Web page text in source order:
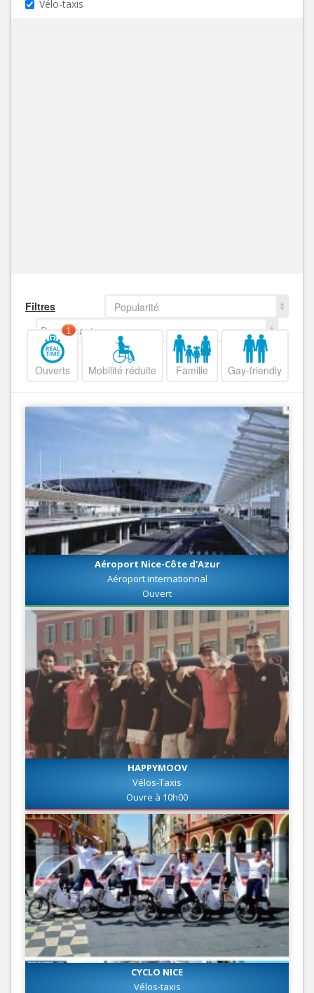
Vélo-taxis
Filtres
Popularité
Decroissant
Ouverts
1
Mobilité réduite Famille Gay-friendly
Aéroport Nice-Côte d'Azur
Aéroport internationnal
Ouvert
HAPPYMOOV
Vélos-Taxis
Ouvre à 10h00
CYCLO NICE
Vélos-taxis